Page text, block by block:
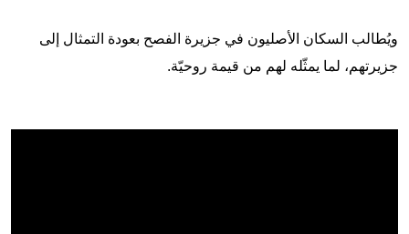
ويُطالب السكان الأصليون في جزيرة الفصح بعودة التمثال إلى
جزيرتهم، لما يمثّله لهم من قيمة روحيّة.